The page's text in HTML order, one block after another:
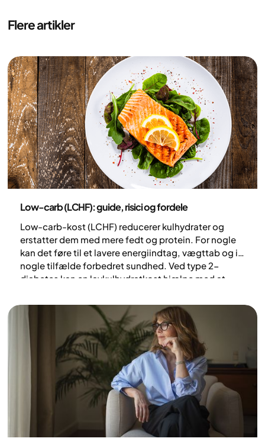
Flere artikler
Low-carb (LCHF): guide, risici og fordele
Low-carb-kost (LCHF) reducerer kulhydrater og
erstatter dem med mere fedt og protein. For nogle
kan det føre til et lavere energiindtag, vægttab og i
nogle tilfælde forbedret sundhed. Ved type 2-
diabetes kan en lavkulhydratkost hjælpe med at
LCHF er, hvad du kan spise, og hvilke risici du bør
være opmærksom på, inden du går i gang.